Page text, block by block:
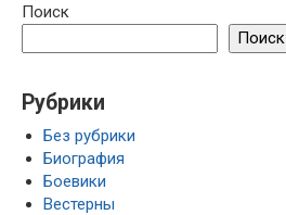
Поиск
Поиск
Рубрики
Без рубрики
Биография
Боевики
Вестерны